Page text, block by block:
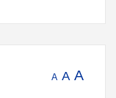
A A A